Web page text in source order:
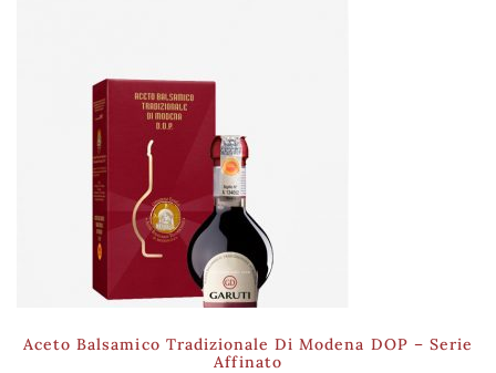
Aceto Balsamico Tradizionale Di Modena DOP – Serie
Affinato